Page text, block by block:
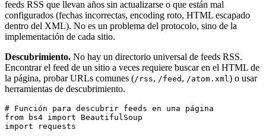
feeds RSS que llevan años sin actualizarse o que están mal
configurados (fechas incorrectas, encoding roto, HTML escapado
dentro del XML). No es un problema del protocolo, sino de la
implementación de cada sitio.
Descubrimiento. No hay un directorio universal de feeds RSS.
Encontrar el feed de un sitio a veces requiere buscar en el HTML de
la página, probar URLs comunes (/rss, /feed , /atom.xml) o usar
herramientas de descubrimiento.
# Función para descubrir feeds en una página
from bs4 import BeautifulSoup
import requests